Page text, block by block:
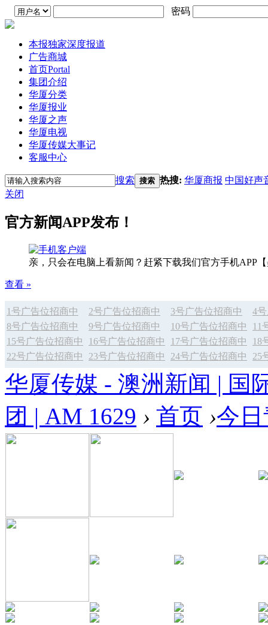
密码
本报独家深度报道
广告商城
首页Portal
集团介绍
华厦分类
华厦报业
华厦之声
华厦电视
华厦传媒大事记
客服中心
搜索 搜索 热搜: 华厦商报 中国好声
关闭
官方新闻APP发布！
亲，只会在电脑上看新闻？赶紧下载我们官方手机APP
查看 »
1号广告位招商中 2号广告位招商中 3号广告位招商中
4
8号广告位招商中
9号广告位招商中 10号广告位招商中
11
15号广告位招商中
16号广告位招商中 17号广告位招商中
18
22号广告位招商中
23号广告位招商中 24号广告位招商中 25
华厦传媒 - 澳洲新闻 | 国
团 | AM 1629 › 首页 ›今